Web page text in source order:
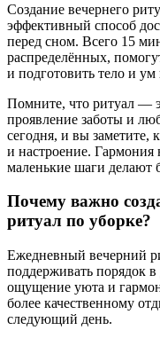
Создание вечернего
эффективный способ
перед сном. Всего 15
распределённых,
и подготовить тело и
Помните, что ритуал —
проявление заботы и
сегодня, и вы заметите,
и настроение. Гармония
маленькие шаги делают
Почему важно
ритуал по уборке?
Ежедневный вечерний
поддерживать порядок в
ощущение уюта и
более качественному
следующий день.